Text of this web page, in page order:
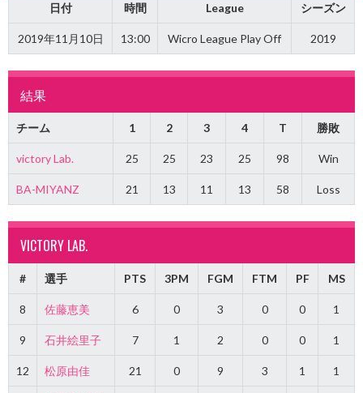
日付 時間 League シーズン
2019年11月10日 13:00 Wicro League Play Off 2019
結果
チーム 1 2 3 4 T 勝敗
victory Lab. 25 25 23 25 98 Win
BA-MIYANZ 21 13 11 13 58 Loss
VICTORY LAB.
# 選手 PTS 3PM FGM FTM PF MS
8 佐藤恵美 6 0 3 0 0 1
9 石井絵里子 7 1 2 0 0 1
12 松原由佳 21 0 9 3 1 1